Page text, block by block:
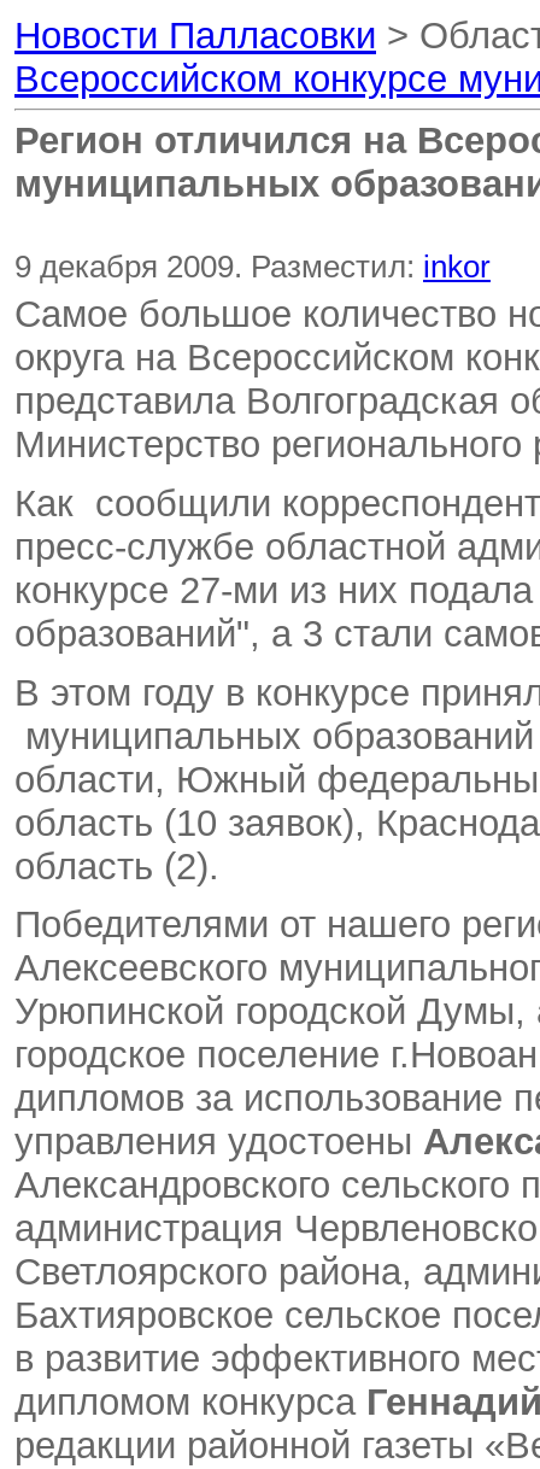
Новости Палласовки >
Всероссийском конкурсе
Регион отличился на
муниципальных
9 декабря 2009. Разместил: inkor
Самое большое количество
округа на Всероссийском
представила Волгоградская
Министерство
Как сообщили
пресс-службе областной
конкурсе 27-ми из них
образований", а 3 стали
В этом году в конкурсе
муниципальных
области, Южный
область (10 заявок),
область (2).
Победителями от нашего
Алексеевского
Урюпинской городской
городское поселение
дипломов за использование
управления удостоены
Александровского
администрация
Светлоярского района,
Бахтияровское сельское
в развитие эффективного
дипломом конкурса
редакции районной газеты